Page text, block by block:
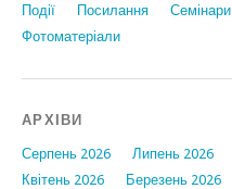
Події
Посилання Семінари
Фотоматеріали
АРХІВИ
Серпень 2026 Липень 2026
Квітень 2026
Березень 2026